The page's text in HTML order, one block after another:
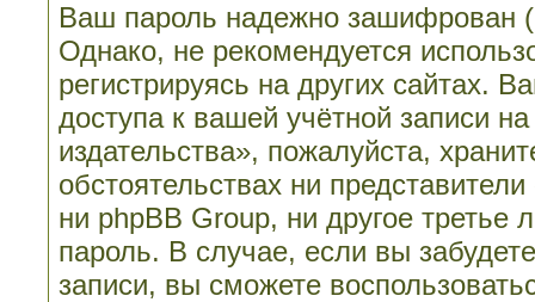
Ваш пароль надежно зашифрован
Однако, не рекомендуется
регистрируясь на других сайтах.
доступа к вашей учётной записи
издательства», пожалуйста,
обстоятельствах ни
ни phpBB Group, ни другое
пароль. В случае, если вы
записи, вы сможете